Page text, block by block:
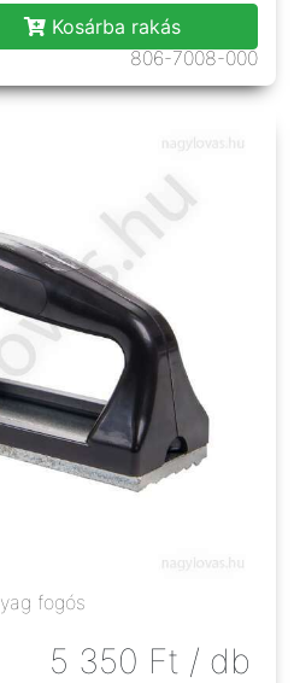
Kosárba rakás
806-7008-000
fogós
5 350 Ft / db